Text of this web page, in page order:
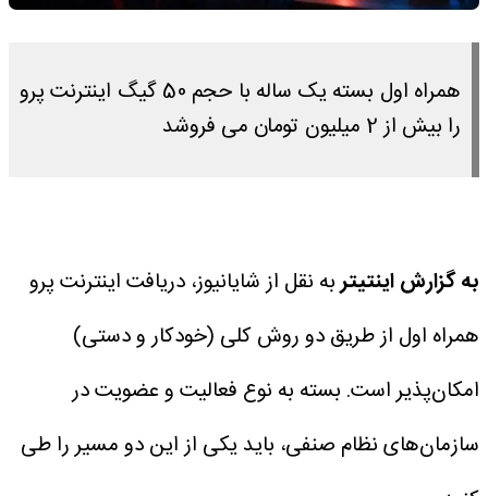
همراه اول بسته یک ساله با حجم 50 گیگ اینترنت پرو
را بیش از 2 میلیون تومان می فروشد
به گزارش اینتیتربه نقل از شایانیوز، دریافت اینترنت پرو
همراه اول از طریق دو روش کلی (خودکار و دستی)
امکان‌پذیر است. بسته به نوع فعالیت و عضویت در
سازمان‌های نظام صنفی، باید یکی از این دو مسیر را طی